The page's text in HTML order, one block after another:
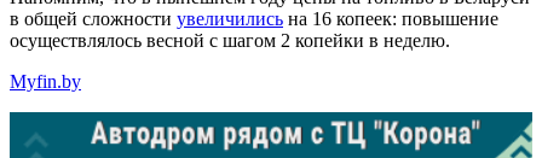
в общей сложности увеличились на 16 копеек: повышение
осуществлялось весной с шагом 2 копейки в неделю.
Myfin.by